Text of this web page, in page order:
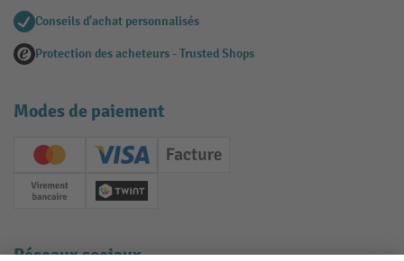
Conseils d'achat personnalisés
Protection des acheteurs - Trusted Shops
Modes de paiement
Creditcard (Master)Creditcard (Visa)
Facture
Paiement anticipé
Twint
Réseaux sociaux